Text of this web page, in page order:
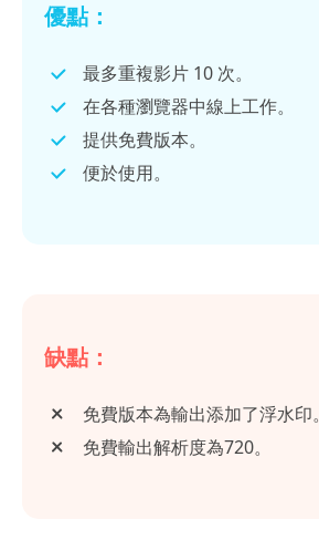
優點：
最多重複影片 10 次。
在各種瀏覽器中線上工作。
提供免費版本。
便於使用。
缺點：
免費版本為輸出添加了浮水印。
免費輸出解析度為720。